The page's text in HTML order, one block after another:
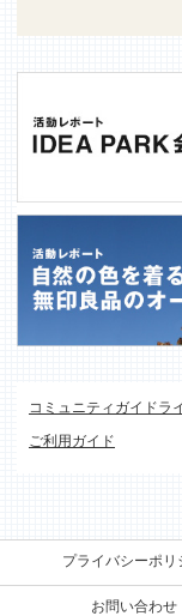
コミュニティガイドラ
ご利用ガイド
プライバシーポリ
お問い合わせ